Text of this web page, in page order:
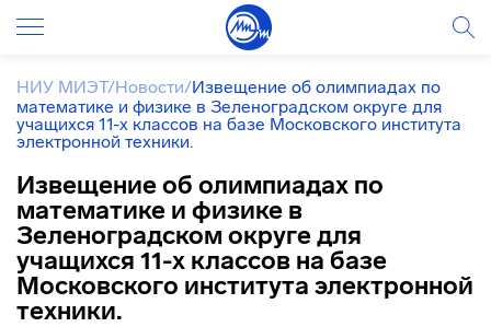
НИУ МИЭТ/Новости/Извещение об олимпиадах по
математике и физике в Зеленоградском округе для
учащихся 11-х классов на базе Московского института
электронной техники.
Извещение об олимпиадах по
математике и физике в
Зеленоградском округе для
учащихся 11-х классов на базе
Московского института электронной
техники.